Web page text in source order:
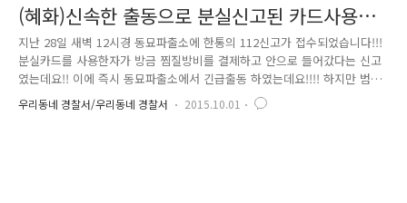
(혜화)신속한 출동으로 분실신고된 카드사용한
범인 검거!!!!!
지난 28일 새벽 12시경 동묘파출소에 한통의 112신고가 접수되었습니다!!!
분실카드를 사용한자가 방금 찜질방비를 결제하고 안으로 들어갔다는 신고
였는데요!! 이에 즉시 동묘파출소에서 긴급출동 하였는데요!!!! 하지만 범인
은 이미 찜질방에 들어간 뒤 였습니다!!동묘파출소 3팀 경찰관들은 CCTV
를 면밀하게 분석해본 바 화질이 너무 안좋아서 얼굴식별은 어려웠지만 희
우리동네 경찰서/우리동네 경찰서 2015.10.01